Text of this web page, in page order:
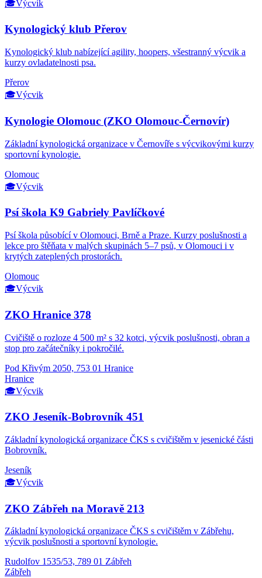
🎓Výcvik
Kynologický klub Přerov
Kynologický klub nabízející agility, hoopers, všestranný výcvik a
kurzy ovladatelnosti psa.
Přerov
🎓Výcvik
Kynologie Olomouc (ZKO Olomouc-Černovír)
Základní kynologická organizace v Černovíře s výcvikovými kurzy
sportovní kynologie.
Olomouc
🎓Výcvik
Psí škola K9 Gabriely Pavlíčkové
Psí škola působící v Olomouci, Brně a Praze. Kurzy poslušnosti a
lekce pro štěňata v malých skupinách 5–7 psů, v Olomouci i v
krytých zateplených prostorách.
Olomouc
🎓Výcvik
ZKO Hranice 378
Cvičiště o rozloze 4 500 m² s 32 kotci, výcvik poslušnosti, obran a
stop pro začátečníky i pokročilé.
Pod Křivým 2050, 753 01 Hranice
Hranice
🎓Výcvik
ZKO Jeseník-Bobrovník 451
Základní kynologická organizace ČKS s cvičištěm v jesenické části
Bobrovník.
Jeseník
🎓Výcvik
ZKO Zábřeh na Moravě 213
Základní kynologická organizace ČKS s cvičištěm v Zábřehu,
výcvik poslušnosti a sportovní kynologie.
Rudolfov 1535/53, 789 01 Zábřeh
Zábřeh